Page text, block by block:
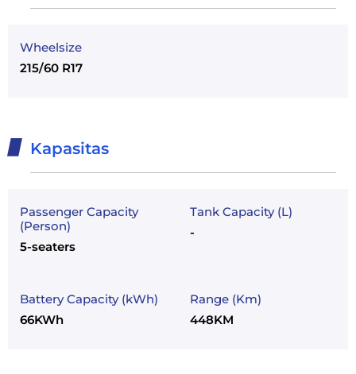
Wheelsize
215/60 R17
Kapasitas
Passenger Capacity
(Person)
5-seaters
Tank Capacity (L)
-
Battery Capacity (kWh)
66KWh
Range (Km)
448KM